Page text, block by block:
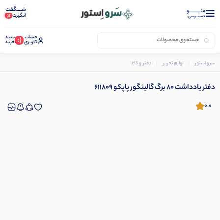
منــــــــــــو
دستــرسی
شـــــگفت
انگیزت
حساب
کاربری (: سبـد
خرید
سرو استور لوازم تحریر دفتر و کاغذ
دفتر یادداشت 80 برگ گالینگور پاپکو 611809
0.0